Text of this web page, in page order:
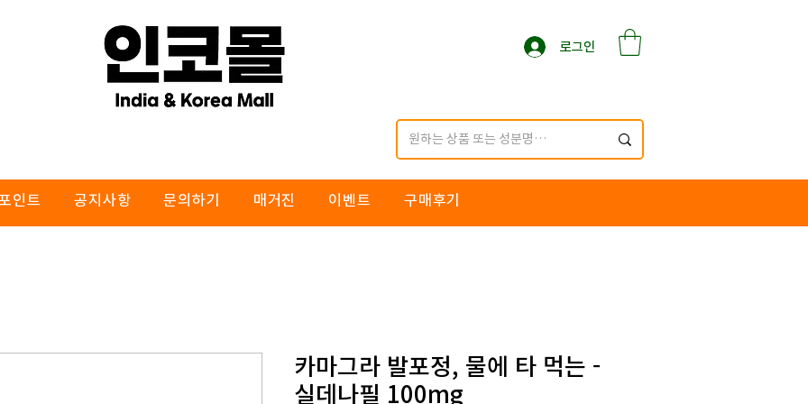
로그인
인트 공지사항 문의하기 매거진 이벤트 구매후기
카마그라 발포정, 물에 타 먹는 -
실데나필 100mg